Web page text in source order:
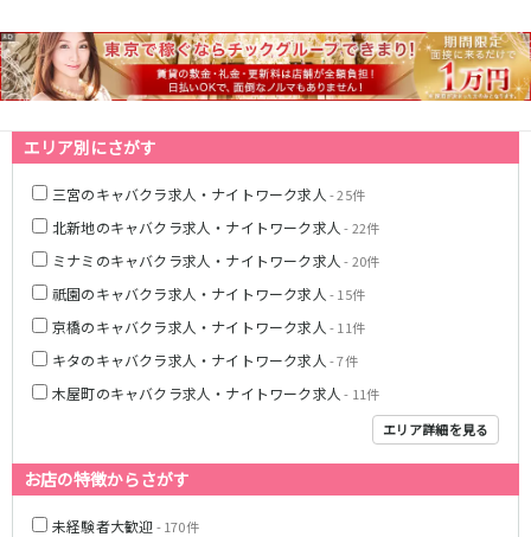
エリア別にさがす
三宮のキャバクラ求人・ナイトワーク求人 - 25件
北新地のキャバクラ求人・ナイトワーク求人 - 22件
ミナミのキャバクラ求人・ナイトワーク求人 - 20件
祇園のキャバクラ求人・ナイトワーク求人 - 15件
京橋のキャバクラ求人・ナイトワーク求人 - 11件
キタのキャバクラ求人・ナイトワーク求人 - 7件
木屋町のキャバクラ求人・ナイトワーク求人 - 11件
エリア詳細を見る
お店の特徴からさがす
未経験者大歓迎- 170件
塚口駅
武庫之荘駅
大和八木駅
近鉄八尾駅
南海高野線(りんかんサンライン)
堺東駅 今宮戎駅
Osaka Metro谷町線
東梅田駅
中崎町駅
JR山陽本線(神戸線)(神戸～姫路)